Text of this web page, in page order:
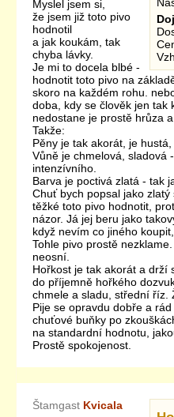
Myslel jsem si,
že jsem již toto pivo
hodnotil
a jak koukám, tak
chyba lávky.
Je mi to docela blbé -
hodnotit toto pivo na
skoro na každém rohu.
doba, kdy se člověk jen tak
nedostane je prostě hrůza
Takže:
Pěny je tak akorát, je
Vůně je chmelová, sladová
intenzívního.
Barva je poctivá zlatá - tak
Chuť bych popsal jako
těžké toto pivo hodnotit,
názor. Já jej beru jako
když nevím co jiného
Tohle pivo prostě
neosní.
Hořkost je tak akorát a drží
do příjemně hořkého
chmele a sladu, střední říz.
Pije se opravdu dobře a
chuťové buňky po
na standardní hodnotu,
Prostě spokojenost.
Štamgast Kvicala